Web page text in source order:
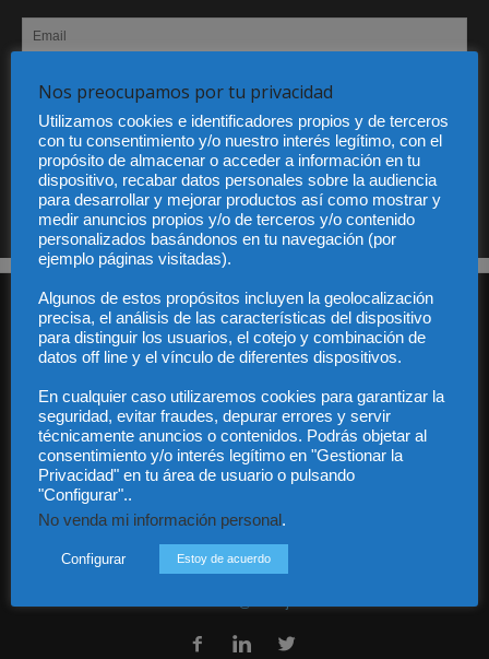
He leído y acepto la Política de privacidad
Sus datos serán incorporados a un fichero automatizado con el objeto exclusivo de dar
respuesta a su suscripción Dicho fichero es de titularidad exclusiva de LEXDIR GLOBAL
S.L. y no será cedido a un tercero en ningún caso.
Audiencia y Publicidad
Quiénes somos
Legal
Guía Colaboradores
Nos preocupamos por tu privacidad
Utilizamos cookies e identificadores propios y de terceros
con tu consentimiento y/o nuestro interés legítimo, con el
propósito de almacenar o acceder a información en tu
dispositivo, recabar datos personales sobre la audiencia
para desarrollar y mejorar productos así como mostrar y
medir anuncios propios y/o de terceros y/o contenido
personalizados basándonos en tu navegación (por
ejemplo páginas visitadas).
Algunos de estos propósitos incluyen la geolocalización
precisa, el análisis de las características del dispositivo
para distinguir los usuarios, el cotejo y combinación de
datos off line y el vínculo de diferentes dispositivos.
En cualquier caso utilizaremos cookies para garantizar la
seguridad, evitar fraudes, depurar errores y servir
técnicamente anuncios o contenidos. Podrás objetar al
consentimiento y/o interés legítimo en "Gestionar la
Privacidad" en tu área de usuario o pulsando
"Configurar"..
No venda mi información personal .
Configurar Estoy de acuerdo